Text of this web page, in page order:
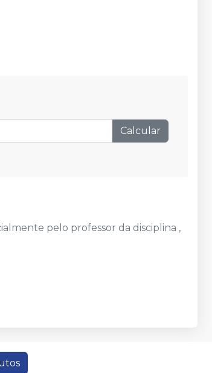
Calcular
pelo professor da disciplina ,